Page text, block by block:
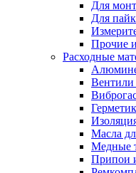
Для
Для
Прочие
Расходные
Масла
Медные
Припои